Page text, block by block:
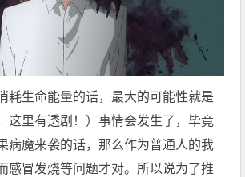
耗生命能量的话，最大的可能性就是
这里有透剧！）事情会发生了，毕竟
病魔来袭的话，那么作为普通人的我
感冒发烧等问题才对。所以说为了推